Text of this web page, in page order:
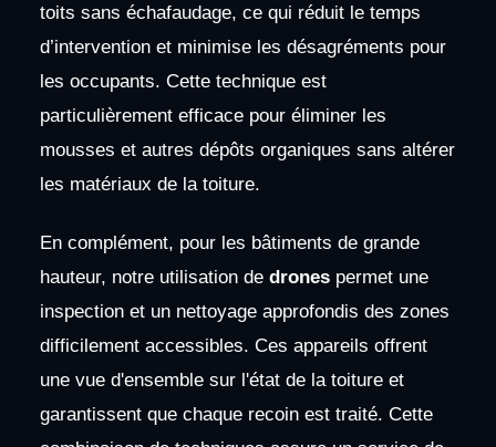
toits sans échafaudage, ce qui réduit le temps
d’intervention et minimise les désagréments pour
les occupants. Cette technique est
particulièrement efficace pour éliminer les
mousses et autres dépôts organiques sans altérer
les matériaux de la toiture.
En complément, pour les bâtiments de grande
hauteur, notre utilisation de dronespermet une
inspection et un nettoyage approfondis des zones
difficilement accessibles. Ces appareils offrent
une vue d'ensemble sur l'état de la toiture et
garantissent que chaque recoin est traité. Cette